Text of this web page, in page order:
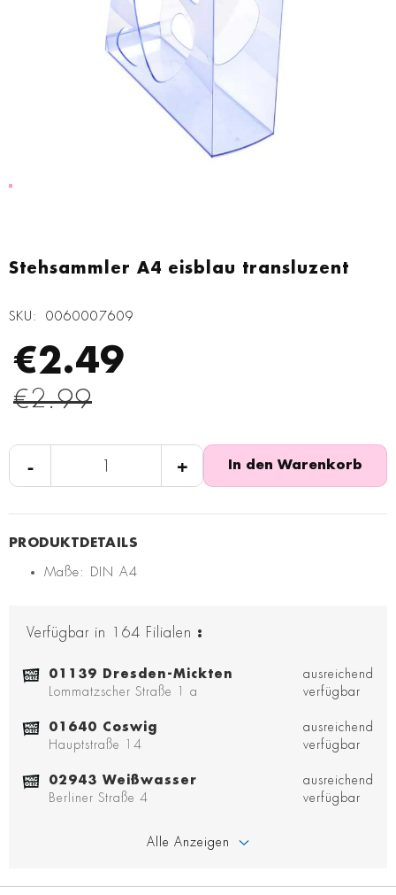
Stehsammler A4 eisblau transluzent
SKU 0060007609
€2.49
€2.99
- + In den Warenkorb
Maße: DIN A4
Verfügbar in 164 Filialen :
01139 Dresden-Mickten
Lommatzscher Straße 1 a
ausreichend
verfügbar
01640 Coswig
Hauptstraße 14
ausreichend
verfügbar
02943 Weißwasser
Berliner Straße 4
ausreichend
verfügbar
Alle Anzeigen
Anfang
springen